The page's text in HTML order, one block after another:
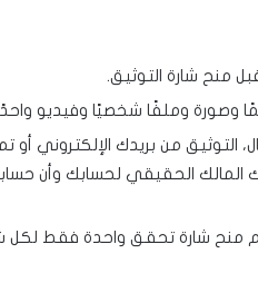
وصورة وملفًا شخصيًا وفيديو
من بريدك الإلكتروني أو
المالك الحقيقي لحسابك وأن
منح شارة تحقق واحدة فقط